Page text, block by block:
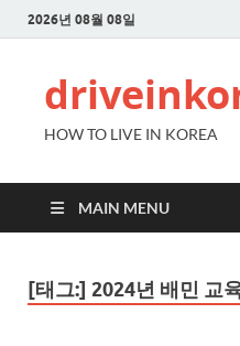
2026년 08월 08일
HOW TO LIVE IN KOREA
MAIN MENU
[태그:] 2024년 배민 교